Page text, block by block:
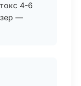
4-6
—